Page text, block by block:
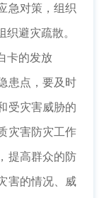
急对策，组织
避灾疏散。
卡的发放
患点，要及时
受灾害威胁的
灾害防灾工作
提高群众的防
害的情况、威